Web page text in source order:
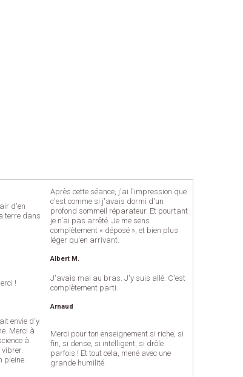
d'en
terre dans
Après cette séance, j'ai l'impression que
c'est comme si j'avais dormi d'un
profond sommeil réparateur. Et pourtant
je n'ai pas arrêté. Je me sens
complètement « déposé », et bien plus
léger qu'en arrivant.
Albert M.
!
J'avais mal au bras. J'y suis allé. C'est
complètement parti.
Arnaud
envie d'y
Merci à
à
pleine.
Merci pour ton enseignement si riche, si
fin, si dense, si intelligent, si drôle
parfois ! Et tout cela, mené avec une
grande humilité.